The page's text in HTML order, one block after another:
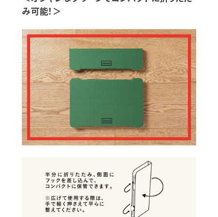
み可能！＞